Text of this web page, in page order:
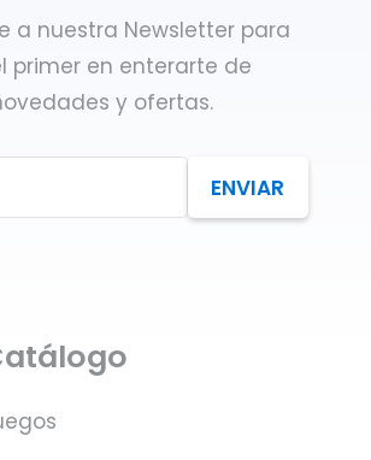
a nuestra Newsletter para
primer en enterarte de
y ofertas.
ENVIAR